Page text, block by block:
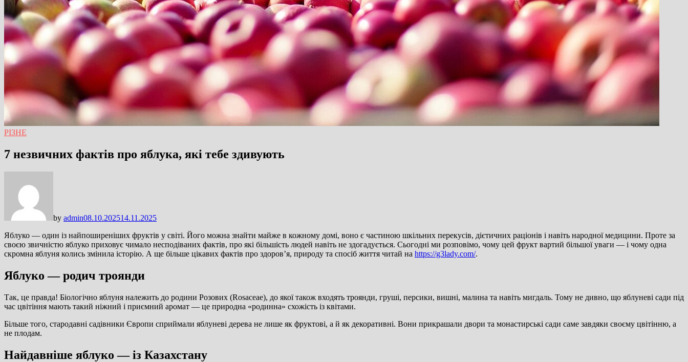
РІЗНЕ
7 незвичних фактів про яблука, які тебе здивують
by admin08.10.202514.11.2025
Яблуко — один із найпоширеніших фруктів у світі. Його можна знайти майже в кожному домі, воно є частиною шкільних перекусів, дієтичних раціонів і навіть народної медицини. Проте за
своєю звичністю яблуко приховує чимало несподіваних фактів, про які більшість людей навіть не здогадується. Сьогодні ми розповімо, чому цей фрукт вартий більшої уваги — і чому одна
скромна яблуня колись змінила історію. А ще більше цікавих фактів про здоров’я, природу та спосіб життя читай на https://g3lady.com/.
Яблуко — родич троянди
Так, це правда! Біологічно яблуня належить до родини Розових (Rosaceae), до якої також входять троянди, груші, персики, вишні, малина та навіть мигдаль. Тому не дивно, що яблуневі сади під
час цвітіння мають такий ніжний і приємний аромат — це природна «родинна» схожість із квітами.
Більше того, стародавні садівники Європи сприймали яблуневі дерева не лише як фруктові, а й як декоративні. Вони прикрашали двори та монастирські сади саме завдяки своєму цвітінню, а
не плодам.
Найдавніше яблуко — із Казахстану